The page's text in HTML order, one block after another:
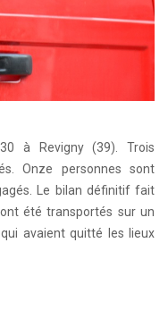
à Revigny (39). Trois
Onze personnes sont
Le bilan définitif fait
été transportés sur un
avaient quitté les lieux